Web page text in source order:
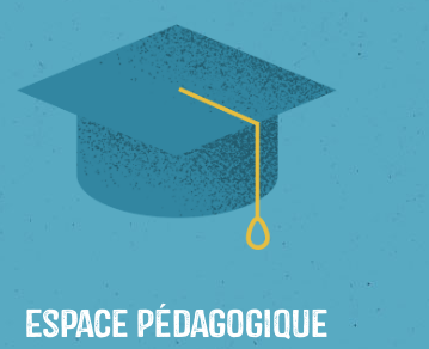
Espace Pédagogique